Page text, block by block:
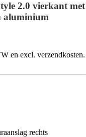
2.0 vierkant met
aluminium
en excl. verzendkosten.
rechts